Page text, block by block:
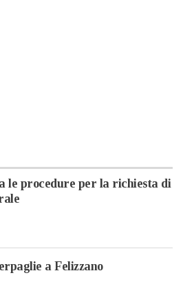
le procedure per la richiesta di
a Felizzano